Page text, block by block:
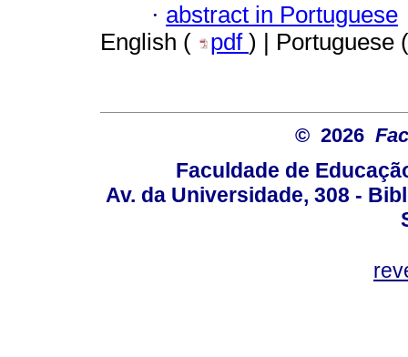
· abstract in Portuguese
English (
pdf ) | Portuguese
© 2026
Faculdade de
Av. da Universidade, 308 -